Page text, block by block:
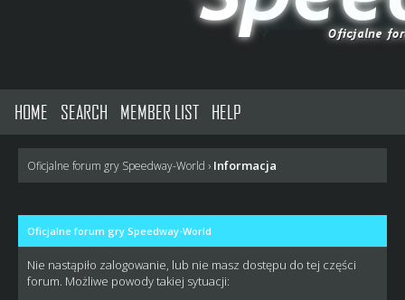
HOME SEARCH MEMBER LIST HELP
Oficjalne forum gry Speedway-World › Informacja
Oficjalne forum gry Speedway-World
Nie nastąpiło zalogowanie, lub nie masz dostępu do tej części
forum. Możliwe powody takiej sytuacji: